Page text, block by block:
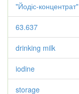
"Йодіс-концентрат"
63.637
drinking milk
iodine
storage